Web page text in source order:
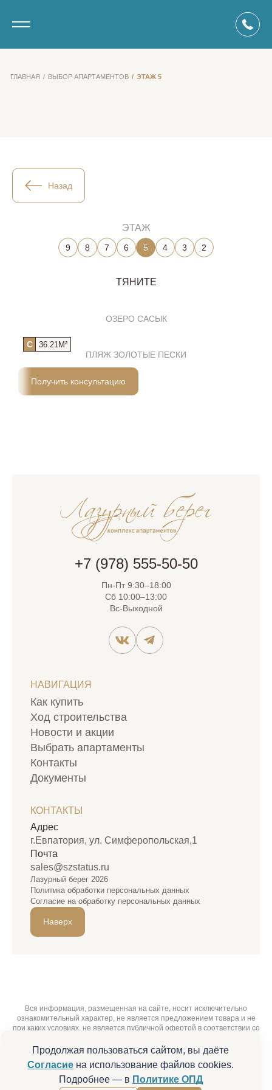
Продолжая пользоваться сайтом, вы даёте
Согласие на использование файлов cookies.
Подробнее — в Политике ОПД
ГЛАВНАЯ ВЫБОР АПАРТАМЕНТОВ ЭТАЖ 5
Назад
ЭТАЖ
9 8 7 6 5 4 3 2
ТЯНИТЕ
ОЗЕРО САСЫК
C 36.21М²
ПЛЯЖ ЗОЛОТЫЕ ПЕСКИ
Получить консультацию
НАВИГАЦИЯ
Как купить
Ход строительства
Новости и акции
Выбрать апартаменты
Контакты
Документы
+7 (978) 555-50-50
Пн-Пт 9:30–18:00
Сб 10:00–13:00
Вс-Выходной
КОНТАКТЫ
Адрес
г.Евпатория, ул. Симферопольская,1
Почта
sales@szstatus.ru
Лазурный берег 2026
Политика обработки персональных данных
Согласие на обработку персональных данных
Наверх
Вся информация, размещенная на сайте, носит исключительно
ознакомительный характер, не является предложением товара и не
при каких условиях, не является публичной офертой в соответствии со
изображения и характеристики являются ориентировочными. Любая
информация, опубликованная на сайте, может быть изменена в любое
время. Наличие , характеристики, свойства и актуальную цену
необходимо уточнять при фактическом обращении в отдел продаж
или по телефону. Не реклама.